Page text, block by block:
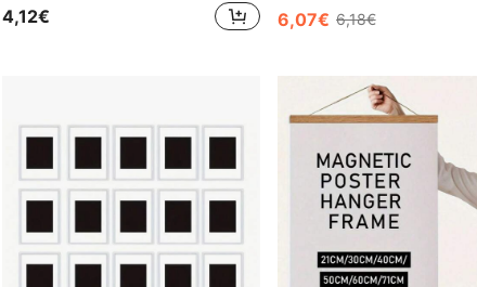
4,12€ 6,07€ 6,18€